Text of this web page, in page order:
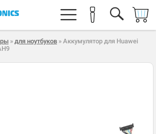
» для ноутбуков » Аккумулятор для Huawei